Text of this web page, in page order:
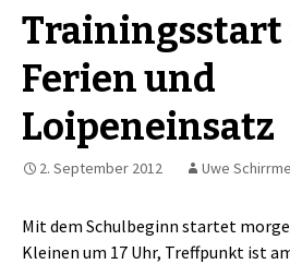
Trainingsstart
Ferien und
Loipeneinsatz
2. September 2012 Uwe
Mit dem Schulbeginn startet
Kleinen um 17 Uhr, Treffpunkt ist